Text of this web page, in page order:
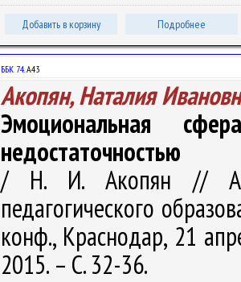
Добавить в корзину Подробнее
ББК 74.А43
Акопян, Наталия
Эмоциональная
недостаточностью
/ Н. И. Акопян //
педагогического
конф., Краснодар, 21
2015. – С. 32-36.